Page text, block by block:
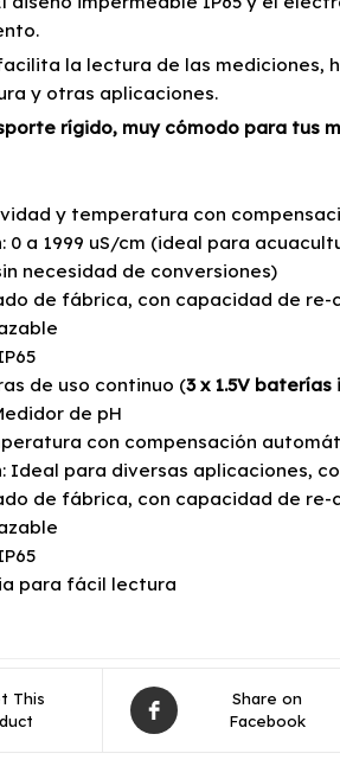
la lectura de las mediciones,
y otras aplicaciones.
rígido, muy cómodo para tus
y temperatura con
0 a 1999 uS/cm (ideal para
necesidad de conversiones)
de fábrica, con capacidad de re-
de uso continuo (3 x 1.5V baterías
de pH
con compensación
Ideal para diversas aplicaciones,
de fábrica, con capacidad de re-
para fácil lectura
This
Share on
Facebook